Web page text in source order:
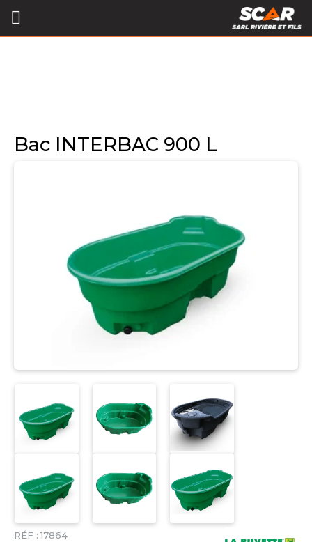
Bac INTERBAC 900 L
RÉF : 17864